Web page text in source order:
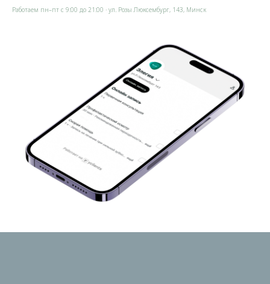
Работаем пн–пт с 9:00 до 21:00 · ул. Розы Люксембург, 143, Минск